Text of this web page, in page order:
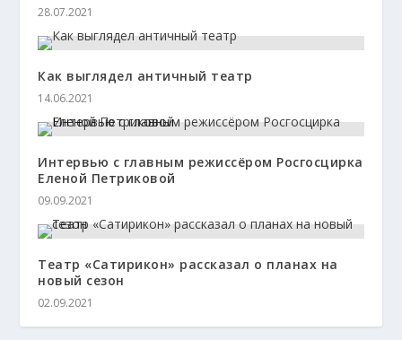
28.07.2021
Как выглядел античный театр
14.06.2021
Интервью с главным режиссёром Росгосцирка
Еленой Петриковой
09.09.2021
Театр «Сатирикон» рассказал о планах на
новый сезон
02.09.2021